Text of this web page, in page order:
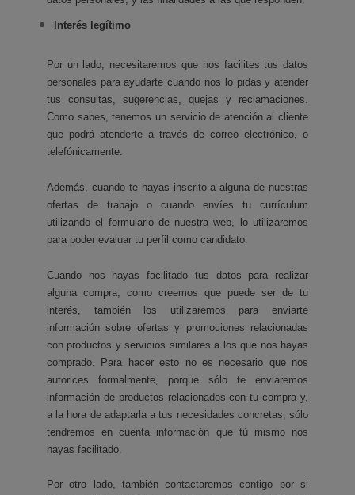
Interés legítimo
Por un lado, necesitaremos que nos facilites tus datos
personales para ayudarte cuando nos lo pidas y atender
tus consultas, sugerencias, quejas y reclamaciones.
Como sabes, tenemos un servicio de atención al cliente
que podrá atenderte a través de correo electrónico, o
telefónicamente.
Además, cuando te hayas inscrito a alguna de nuestras
ofertas de trabajo o cuando envíes tu currículum
utilizando el formulario de nuestra web, lo utilizaremos
para poder evaluar tu perfil como candidato.
Cuando nos hayas facilitado tus datos para realizar
alguna compra, como creemos que puede ser de tu
interés, también los utilizaremos para enviarte
información sobre ofertas y promociones relacionadas
con productos y servicios similares a los que nos hayas
comprado. Para hacer esto no es necesario que nos
autorices formalmente, porque sólo te enviaremos
información de productos relacionados con tu compra y,
a la hora de adaptarla a tus necesidades concretas, sólo
tendremos en cuenta información que tú mismo nos
hayas facilitado.
Por otro lado, también contactaremos contigo por si